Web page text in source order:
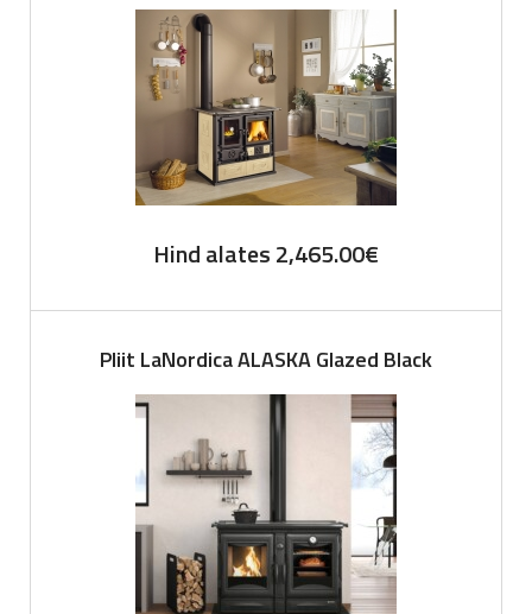
Hind alates2,465.00€
Pliit LaNordica ALASKA Glazed Black